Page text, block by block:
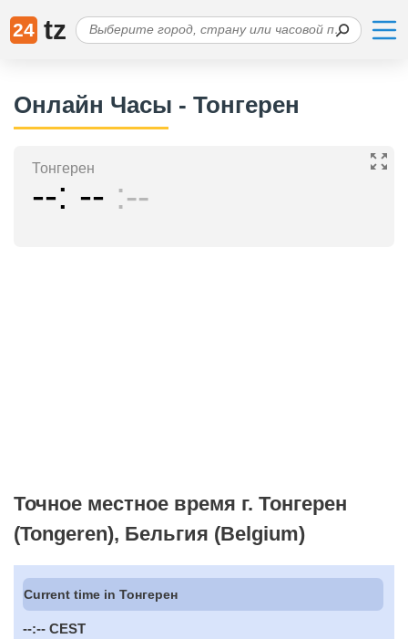
24 tz
Онлайн Часы - Тонгерен
Тонгерен
-- -- --
Точное местное время г. Тонгерен
(Tongeren), Бельгия (Belgium)
Current time in Тонгерен
--:-- CEST